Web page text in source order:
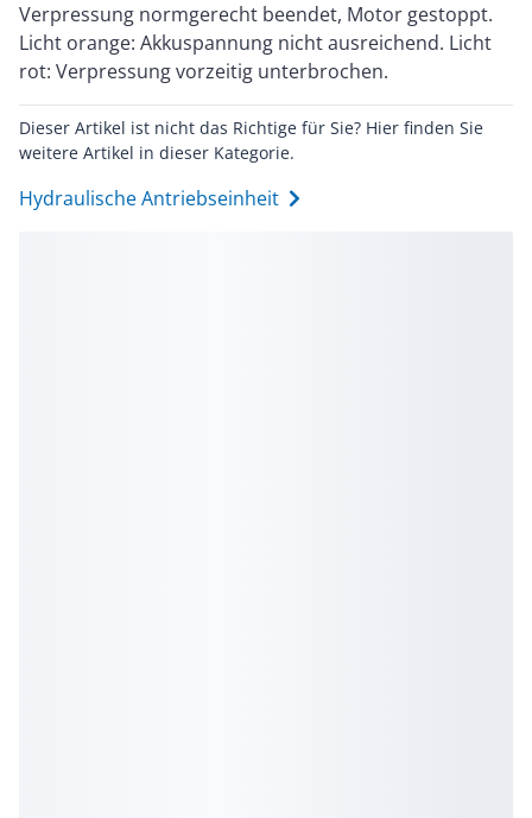
Verpressung normgerecht beendet, Motor gestoppt.
Licht orange: Akkuspannung nicht ausreichend. Licht
rot: Verpressung vorzeitig unterbrochen.
Dieser Artikel ist nicht das Richtige für Sie? Hier finden Sie
weitere Artikel in dieser Kategorie.
Hydraulische Antriebseinheit